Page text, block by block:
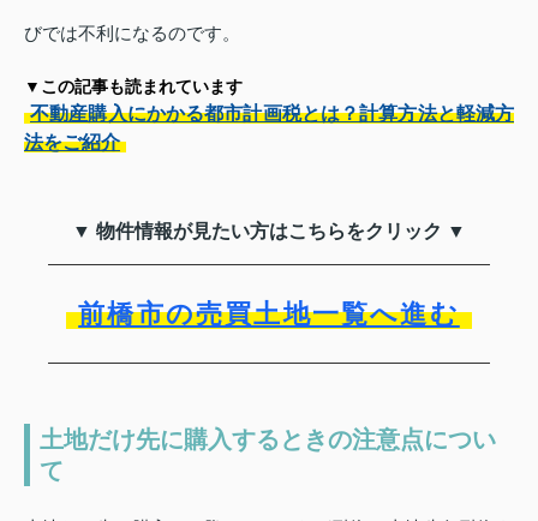
びでは不利になるのです。
▼この記事も読まれています
不動産購入にかかる都市計画税とは？計算方法と軽減方
法をご紹介
▼ 物件情報が見たい方はこちらをクリック ▼
前橋市の売買土地一覧へ進む
土地だけ先に購入するときの注意点につい
て